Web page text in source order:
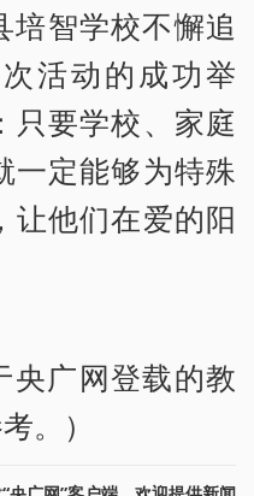
智学校不懈追
活动的成功举
只要学校、家庭
一定能够为特殊
让他们在爱的阳
央广网登载的教
。）